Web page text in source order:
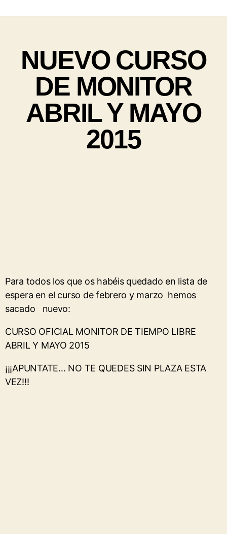
NUEVO CURSO
DE MONITOR
ABRIL Y MAYO
2015
Para todos los que os habéis quedado en lista de
espera en el curso de febrero y marzo hemos
sacado nuevo:
CURSO OFICIAL MONITOR DE TIEMPO LIBRE
ABRIL Y MAYO 2015
¡¡¡APUNTATE… NO TE QUEDES SIN PLAZA ESTA
VEZ!!!